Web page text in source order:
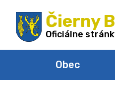
na
obsah
Čierny
Oficiálne
Obec